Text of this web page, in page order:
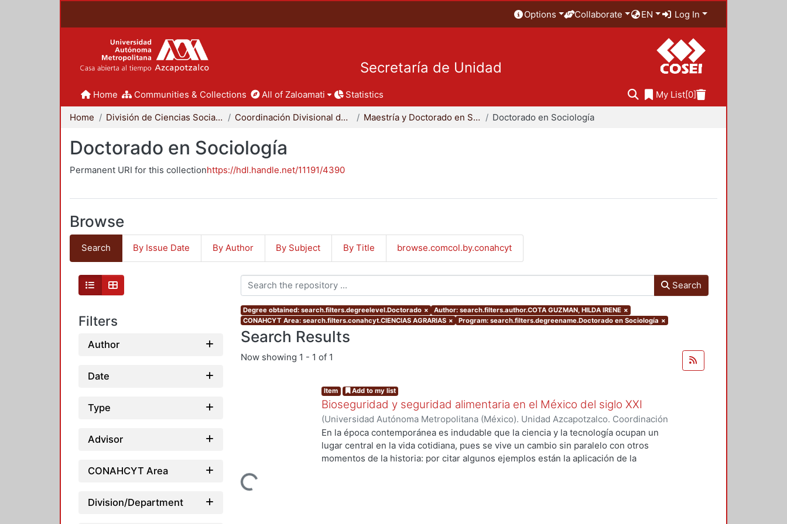
Options Collaborate EN Log In
Secretaría de Unidad
Home Communities & Collections All of Zaloamati Statistics My List[0]
Home División de Ciencias Sociales y Humanidades Coordinación Divisional de Posgrado Maestría y Doctorado en Sociología Doctorado en Sociología
Doctorado en Sociología
Permanent URI for this collectionhttps://hdl.handle.net/11191/4390
Browse
Search By Issue Date By Author By Subject By Title browse.comcol.by.conahcyt
Filters
Author
Date
Type
Advisor
CONAHCYT Area
Division/Department
Search
Degree obtained: search.filters.degreelevel.Doctorado × Author: search.filters.author.COTA GUZMAN, HILDA IRENE ×
CONAHCYT Area: search.filters.conahcyt.CIENCIAS AGRARIAS × Program: search.filters.degreename.Doctorado en Sociología ×
Search Results
Now showing 1 - 1 of 1
Loading...
Item Add to my list
Bioseguridad y seguridad alimentaria en el México del siglo XXI
(Universidad Autónoma Metropolitana (México). Unidad Azcapotzalco. Coordinación
de Servicios de Información.,2010-11-12)COTA GUZMAN, HILDA IRENE
En la época contemporánea es indudable que la ciencia y la tecnología ocupan un
lugar central en la vida cotidiana, pues se vive un cambio sin paralelo con otros
momentos de la historia: por citar algunos ejemplos están la aplicación de la